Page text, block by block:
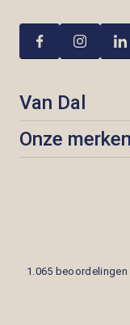
Van Dal
Onze merken
1.065